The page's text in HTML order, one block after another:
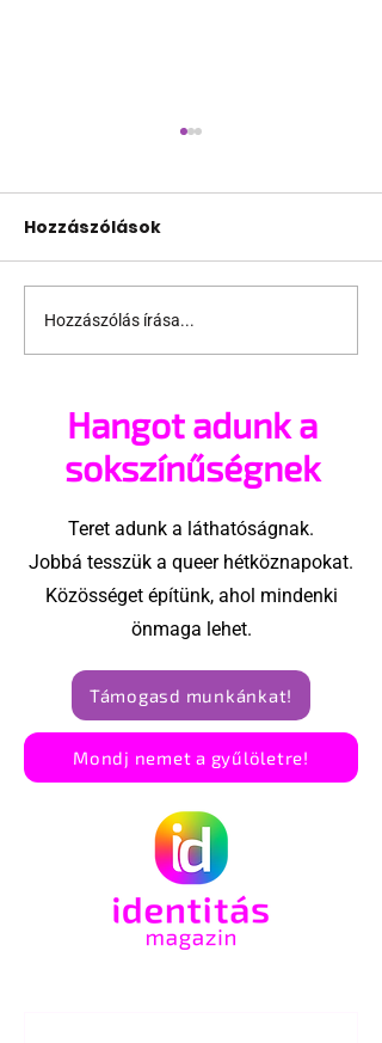
Miket nézzünk idén a
Sziget queer
Hozzászólások
Hozzászólás írása...
Hangot adunk a
sokszínűségnek
Teret adunk a láthatóságnak.
Jobbá tesszük a queer hétköznapokat.
Közösséget építünk, ahol mindenki
önmaga lehet.
Támogasd munkánkat!
Mondj nemet a gyűlöletre!